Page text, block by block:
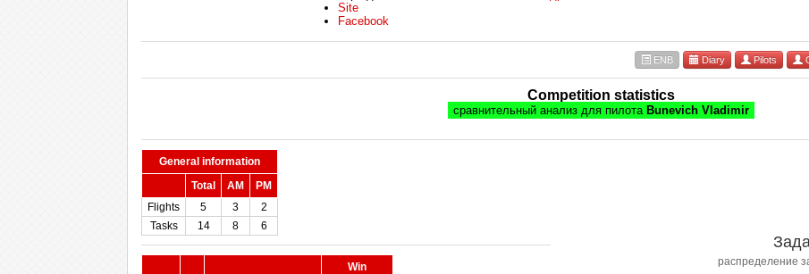
Site
Facebook
ENB Diary Pilots
Competition statistics
сравнительный анализ для пилота Bunevich Vladimir
General information
Total
AM
PM
Flights
5 3
2
Tasks
14 8 6
Win
распределение